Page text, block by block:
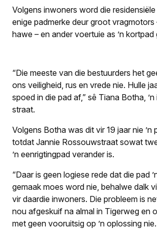
Volgens inwoners word die
enige padmerke deur groot vragmotors
hawe – en ander voertuie as ’n kortpad
“Die meeste van die bestuurders het
ons veiligheid, rus en vrede nie. Hulle
spoed in die pad af,” sê Tiana Botha,
straat.
Volgens Botha was dit vir 19 jaar nie ’n
totdat Jannie Rossouwstraat sowat
’n eenrigtingpad verander is.
“Daar is geen logiese rede dat die pad
gemaak moes word nie, behalwe dalk
vir daardie inwoners. Die probleem is
nou afgeskuif na almal in Tigerweg en
met geen vooruitsig op ’n oplossing nie.